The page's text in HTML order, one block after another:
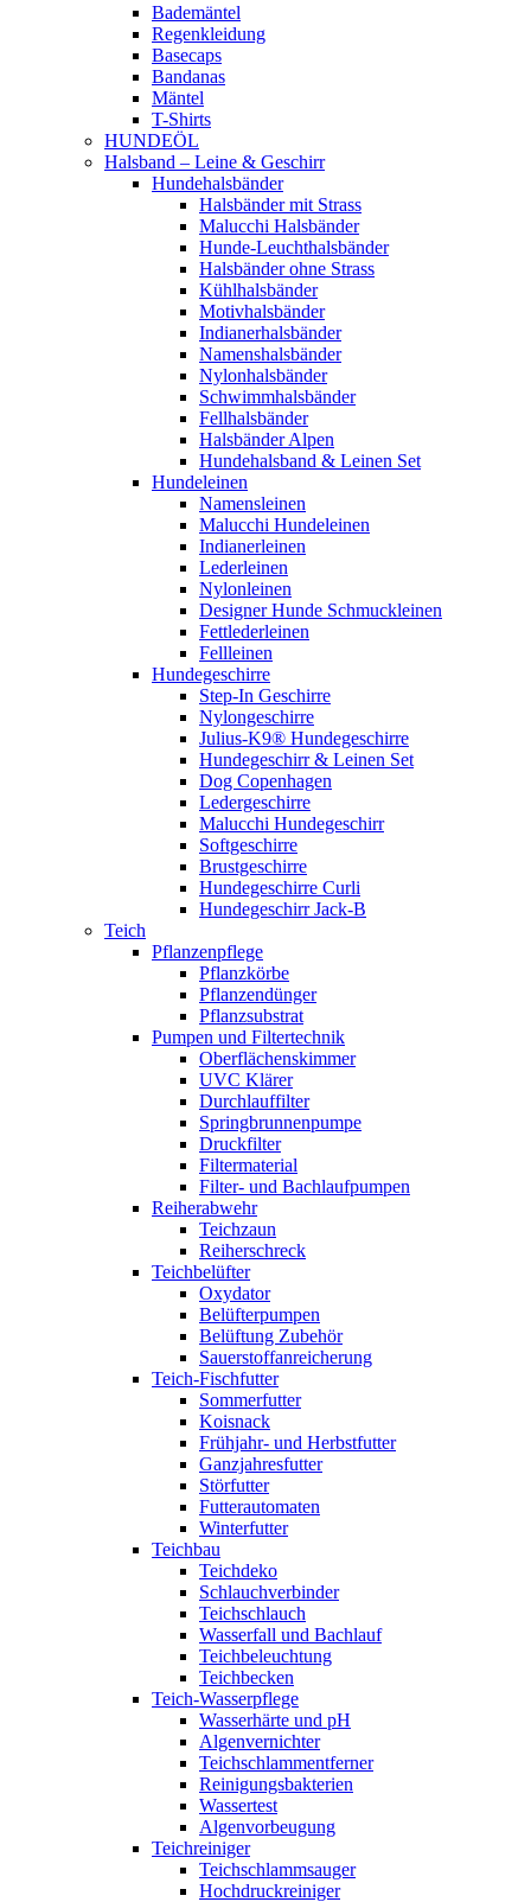
Bademäntel
Regenkleidung
Basecaps
Bandanas
Mäntel
T-Shirts
HUNDEÖL
Halsband – Leine & Geschirr
Hundehalsbänder
Halsbänder mit Strass
Malucchi Halsbänder
Hunde-Leuchthalsbänder
Halsbänder ohne Strass
Kühlhalsbänder
Motivhalsbänder
Indianerhalsbänder
Namenshalsbänder
Nylonhalsbänder
Schwimmhalsbänder
Fellhalsbänder
Halsbänder Alpen
Hundehalsband & Leinen Set
Hundeleinen
Namensleinen
Malucchi Hundeleinen
Indianerleinen
Lederleinen
Nylonleinen
Designer Hunde Schmuckleinen
Fettlederleinen
Fellleinen
Hundegeschirre
Step-In Geschirre
Nylongeschirre
Julius-K9® Hundegeschirre
Hundegeschirr & Leinen Set
Dog Copenhagen
Ledergeschirre
Malucchi Hundegeschirr
Softgeschirre
Brustgeschirre
Hundegeschirre Curli
Hundegeschirr Jack-B
Teich
Pflanzenpflege
Pflanzkörbe
Pflanzendünger
Pflanzsubstrat
Pumpen und Filtertechnik
Oberflächenskimmer
UVC Klärer
Durchlauffilter
Springbrunnenpumpe
Druckfilter
Filtermaterial
Filter- und Bachlaufpumpen
Reiherabwehr
Teichzaun
Reiherschreck
Teichbelüfter
Oxydator
Belüfterpumpen
Belüftung Zubehör
Sauerstoffanreicherung
Teich-Fischfutter
Sommerfutter
Koisnack
Frühjahr- und Herbstfutter
Ganzjahresfutter
Störfutter
Futterautomaten
Winterfutter
Teichbau
Teichdeko
Schlauchverbinder
Teichschlauch
Wasserfall und Bachlauf
Teichbeleuchtung
Teichbecken
Teich-Wasserpflege
Wasserhärte und pH
Algenvernichter
Teichschlammentferner
Reinigungsbakterien
Wassertest
Algenvorbeugung
Teichreiniger
Teichschlammsauger
Hochdruckreiniger